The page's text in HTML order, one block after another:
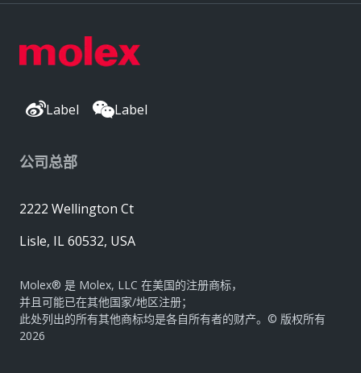
Label Label
公司总部
2222 Wellington Ct
Lisle, IL 60532, USA
Molex® 是 Molex, LLC 在美国的注册商标，
并且可能已在其他国家/地区注册；
此处列出的所有其他商标均是各自所有者的财产。© 版权所有
2026